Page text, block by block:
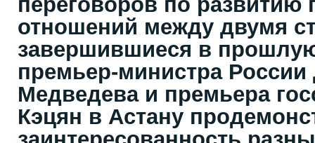
отношений между двумя
завершившиеся в
премьер-министра
Медведева и премьера
Кэцян в Астану